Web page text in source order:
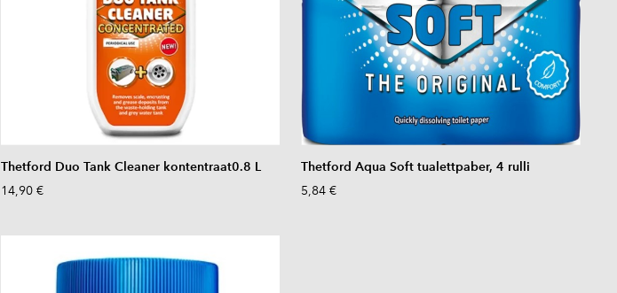
Thetford Duo Tank Cleaner kontentraat0.8 L
14,90 €
Thetford Aqua Soft tualettpaber, 4 rulli
5,84 €